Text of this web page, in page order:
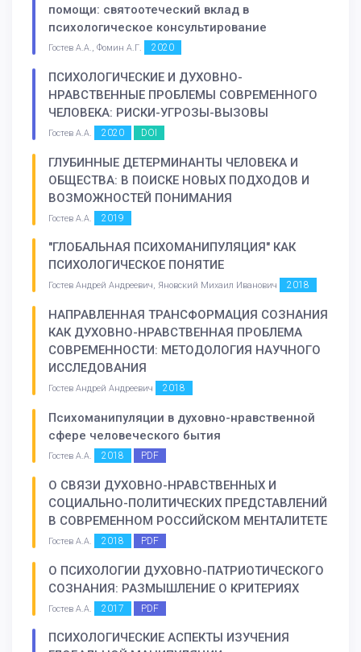
помощи: святоотеческий вклад в
психологическое консультирование
Гостев А.А., Фомин А.Г. 2020
ПСИХОЛОГИЧЕСКИЕ И ДУХОВНО-
НРАВСТВЕННЫЕ ПРОБЛЕМЫ СОВРЕМЕННОГО
ЧЕЛОВЕКА: РИСКИ-УГРОЗЫ-ВЫЗОВЫ
Гостев А.А. 2020 DOI
ГЛУБИННЫЕ ДЕТЕРМИНАНТЫ ЧЕЛОВЕКА И
ОБЩЕСТВА: В ПОИСКЕ НОВЫХ ПОДХОДОВ И
ВОЗМОЖНОСТЕЙ ПОНИМАНИЯ
Гостев А.А. 2019
"ГЛОБАЛЬНАЯ ПСИХОМАНИПУЛЯЦИЯ" КАК
ПСИХОЛОГИЧЕСКОЕ ПОНЯТИЕ
Гостев Андрей Андреевич, Яновский Михаил Иванович 2018
НАПРАВЛЕННАЯ ТРАНСФОРМАЦИЯ СОЗНАНИЯ
КАК ДУХОВНО-НРАВСТВЕННАЯ ПРОБЛЕМА
СОВРЕМЕННОСТИ: МЕТОДОЛОГИЯ НАУЧНОГО
ИССЛЕДОВАНИЯ
Гостев Андрей Андреевич 2018
Психоманипуляции в духовно-нравственной
сфере человеческого бытия
Гостев А.А. 2018 PDF
О СВЯЗИ ДУХОВНО-НРАВСТВЕННЫХ И
СОЦИАЛЬНО-ПОЛИТИЧЕСКИХ ПРЕДСТАВЛЕНИЙ
В СОВРЕМЕННОМ РОССИЙСКОМ МЕНТАЛИТЕТЕ
Гостев А.А. 2018 PDF
О ПСИХОЛОГИИ ДУХОВНО-ПАТРИОТИЧЕСКОГО
СОЗНАНИЯ: РАЗМЫШЛЕНИЕ О КРИТЕРИЯХ
Гостев А.А. 2017 PDF
ПСИХОЛОГИЧЕСКИЕ АСПЕКТЫ ИЗУЧЕНИЯ